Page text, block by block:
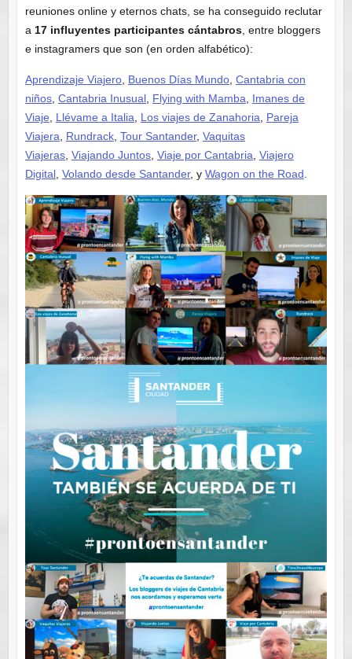
reuniones online y eternos chats, se ha conseguido reclutar
a 17 influyentes participantes cántabros, entre bloggers
e instagramers que son (en orden alfabético):
Aprendizaje Viajero, Buenos Días Mundo, Cantabria con
niños, Cantabria Inusual, Flying with Mamba
Imanes de
Viaje
Llévame a Italia Los viajes de Zanahoria
Pareja
Viajera
Rundrack, Tour Santander, Vaquitas
Viajeras, Viajando Juntos, Viaje por Cantabria Viajero
Digital, Volando desde Santander, y Wagon on the Road